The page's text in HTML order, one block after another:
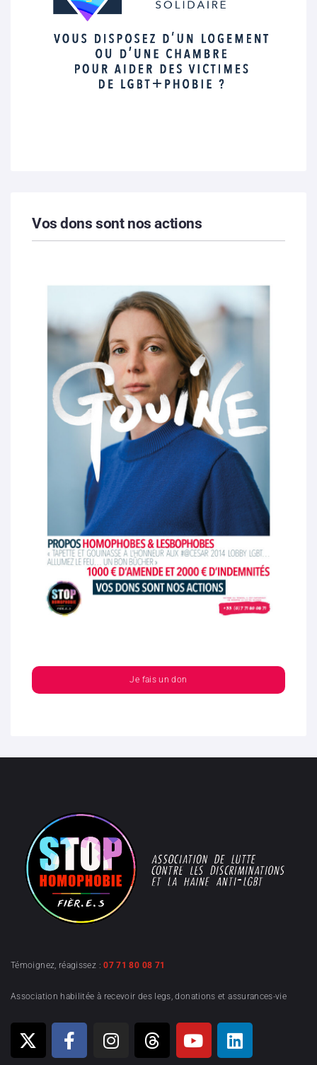
Vos dons sont nos actions
Je fais un don
Témoignez, réagissez :07 71 80 08 71
Association habilitée à recevoir des legs, donations et assurances-vie